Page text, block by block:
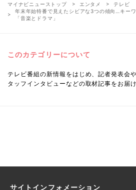
マイナビニューストップ エンタメ
テレビ
年末年始特番で見えたシビアな3つの傾向…キーワ
「音楽とドラマ」
このカテゴリーについて
テレビ番組の新情報をはじめ、記者発表会
タッフインタビューなどの取材記事をお届け
サイトインフォメーション